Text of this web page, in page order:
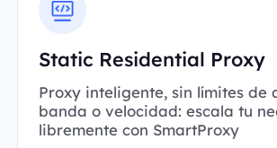
Static Residential Proxy
Proxy inteligente, sin límites de
banda o velocidad: escala tu
libremente con SmartProxy